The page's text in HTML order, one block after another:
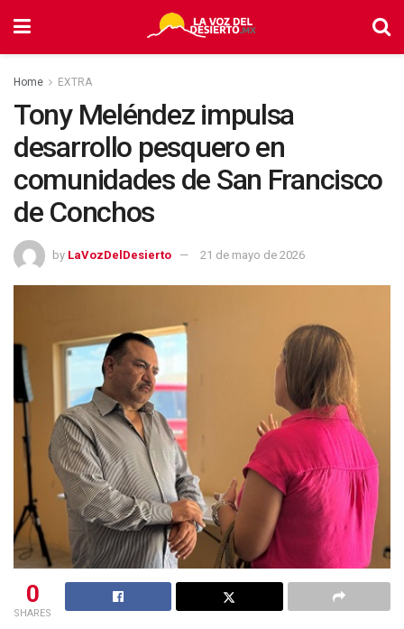
Home EXTRA
Tony Meléndez impulsa
desarrollo pesquero en
comunidades de San Francisco
de Conchos
by LaVozDelDesierto 21 de mayo de 2026
0
SHARES